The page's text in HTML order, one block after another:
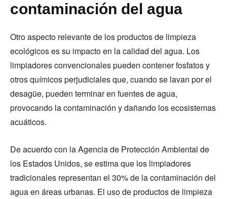
contaminación del agua
Otro aspecto relevante de los productos de limpieza
ecológicos es su impacto en la calidad del agua. Los
limpiadores convencionales pueden contener fosfatos y
otros químicos perjudiciales que, cuando se lavan por el
desagüe, pueden terminar en fuentes de agua,
provocando la contaminación y dañando los ecosistemas
acuáticos.
De acuerdo con la Agencia de Protección Ambiental de
los Estados Unidos, se estima que los limpiadores
tradicionales representan el 30% de la contaminación del
agua en áreas urbanas. El uso de productos de limpieza